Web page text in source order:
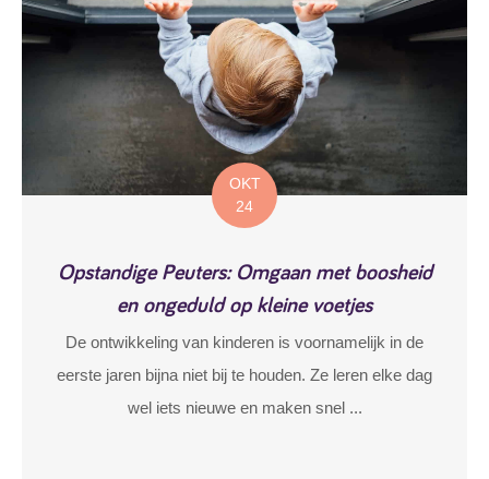
OKT
24
Opstandige Peuters: Omgaan met boosheid
en ongeduld op kleine voetjes
De ontwikkeling van kinderen is voornamelijk in de
eerste jaren bijna niet bij te houden. Ze leren elke dag
wel iets nieuwe en maken snel ...